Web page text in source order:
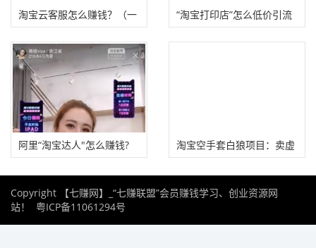
淘宝云客服怎么赚钱？（一
个月大概赚3000元左右）
“淘宝打印店”怎么低价引流
赚钱？
阿里“淘宝达人"怎么赚钱?
淘宝空手套白狼项目：卖虚
Copyright 【七赚网】_“七赚联盟”会员赚钱学习、创业资源网
站！ 粤ICP备11061294号